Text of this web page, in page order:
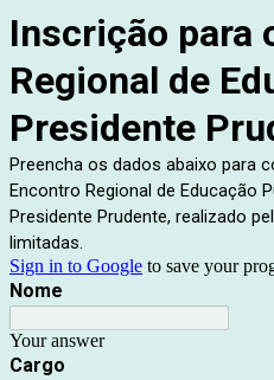
Inscrição para
Regional de
Presidente
Preencha os dados abaixo para
Encontro Regional de Educação
Presidente Prudente, realizado
limitadas.
Sign in to Google to save your
Nome
Your answer
Cargo